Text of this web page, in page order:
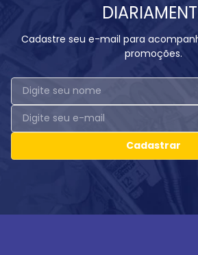
Cadastre seu e-mail para
promoções.
Cadastrar